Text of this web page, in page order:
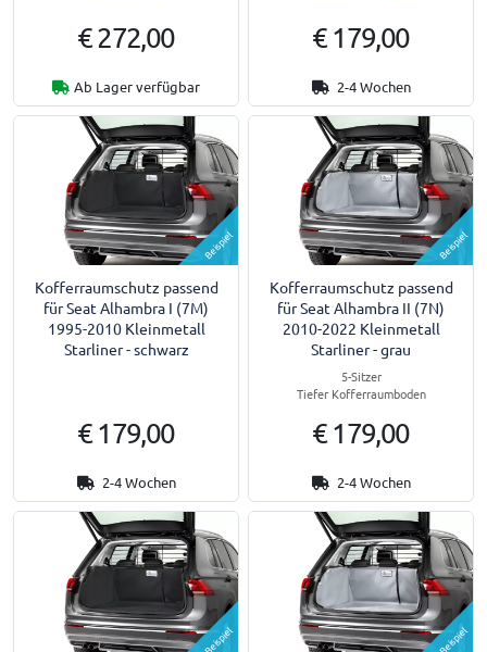
€ 272,00
Ab Lager verfügbar
€ 179,00
2-4 Wochen
Beispiel
Kofferraumschutz passend
für Seat Alhambra I (7M)
1995-2010 Kleinmetall
Starliner - schwarz
€ 179,00
2-4 Wochen
Beispiel
Kofferraumschutz passend
für Seat Alhambra II (7N)
2010-2022 Kleinmetall
Starliner - grau
5-Sitzer
Tiefer Kofferraumboden
€ 179,00
2-4 Wochen
Beispiel Beispiel